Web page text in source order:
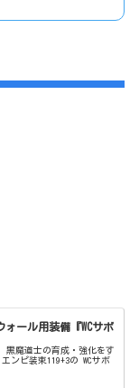
ォール用装備『WCサボ
黒魔道士の育成・強化をす